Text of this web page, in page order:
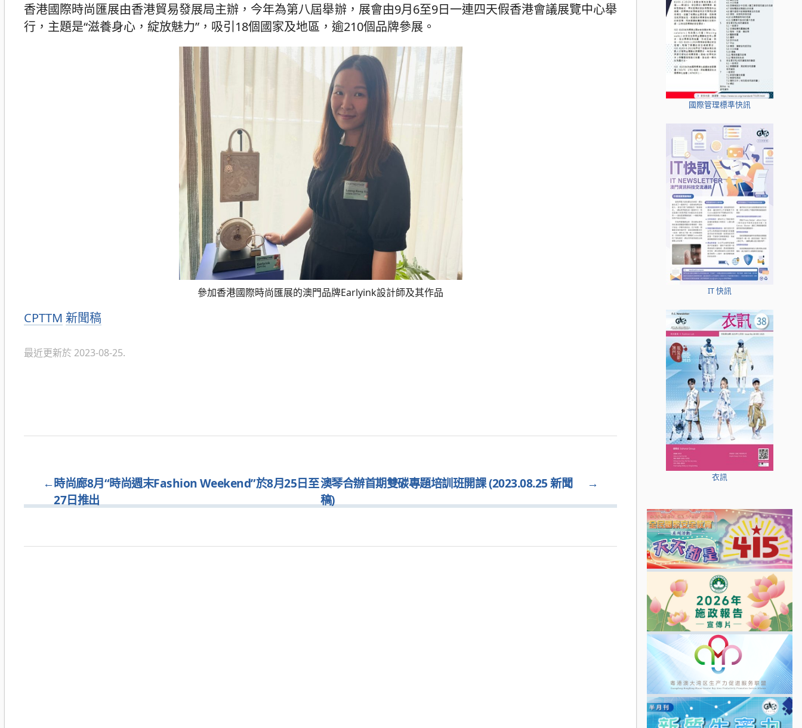
香港國際時尚匯展由香港貿易發展局主辦，今年為第八屆舉辦，展會由9月6至9日一連四天假香港會議展覽中心舉
行，主題是“滋養身心，綻放魅力”，吸引18個國家及地區，逾210個品牌參展。
參加香港國際時尚匯展的澳門品牌Earlyink設計師及其作品
分
CPTTM 新聞稿
最近更新於 2023-08-25.
←時尚廊8月“時尚週末Fashion Weekend”於8月25日至
27日推出
→
澳琴合辦首期雙碳專題培訓班開課 (2023.08.25 新聞
稿)
國際管理標準快訊
IT 快訊
衣訊